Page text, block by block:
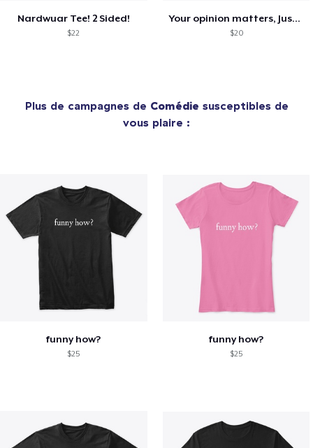
Nardwuar Tee! 2 Sided!
$22
Your opinion matters, Just not to me!
$20
Plus de campagnes de Comédie susceptibles de
vous plaire :
funny how?
$25
funny how?
$25